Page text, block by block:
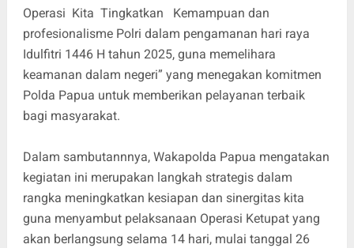
Operasi Kita Tingkatkan Kemampuan dan
profesionalisme Polri dalam pengamanan hari raya
Idulfitri 1446 H tahun 2025, guna memelihara
keamanan dalam negeri” yang menegakan komitmen
Polda Papua untuk memberikan pelayanan terbaik
bagi masyarakat.
Dalam sambutannnya, Wakapolda Papua mengatakan
kegiatan ini merupakan langkah strategis dalam
rangka meningkatkan kesiapan dan sinergitas kita
guna menyambut pelaksanaan Operasi Ketupat yang
akan berlangsung selama 14 hari, mulai tanggal 26